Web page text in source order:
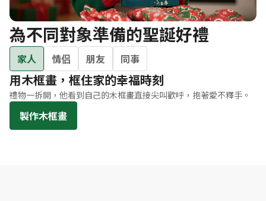
為不同對象準備的聖誕好禮
家人 情侣 朋友 同事
用木框畫，框住家的幸福時刻
禮物一拆開，他看到自己的木框畫直接尖叫歡呼，抱著愛不釋手。
製作木框畫